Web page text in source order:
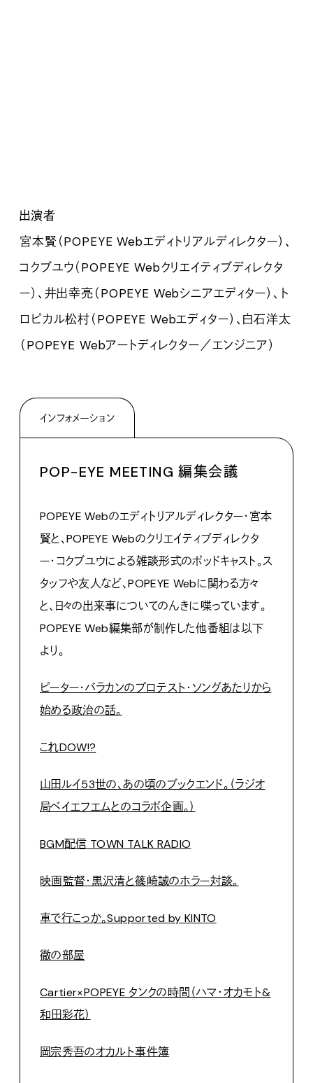
出演者
宮本賢（POPEYE Webエディトリアルディレクター）、
コクブユウ（POPEYE Webクリエイティブディレクタ
ー）、井出幸亮（POPEYE Webシニアエディター）、ト
ロピカル松村（POPEYE Webエディター）、白石洋太
（POPEYE Webアートディレクター／エンジニア）
インフォメーション
POP-EYE MEETING 編集会議
POPEYE Webのエディトリアルディレクター・宮本
賢と、POPEYE Webのクリエイティブディレクタ
ー・コクブユウによる雑談形式のポッドキャスト。ス
タッフや友人など、POPEYE Webに関わる方々
と、日々の出来事についてのんきに喋っています。
POPEYE Web編集部が制作した他番組は以下
より。
ピーター・バラカンのプロテスト・ソングあたりから
始める政治の話。
これDOW!?
山田ルイ53世の、あの頃のブックエンド。（ラジオ
局ベイエフエムとのコラボ企画。）
BGM配信 TOWN TALK RADIO
映画監督・黒沢清と篠崎誠のホラー対談。
車で行こっか。Supported by KINTO
徹の部屋
Cartier×POPEYE タンクの時間（ハマ・オカモト&
和田彩花）
岡宗秀吾のオカルト事件簿